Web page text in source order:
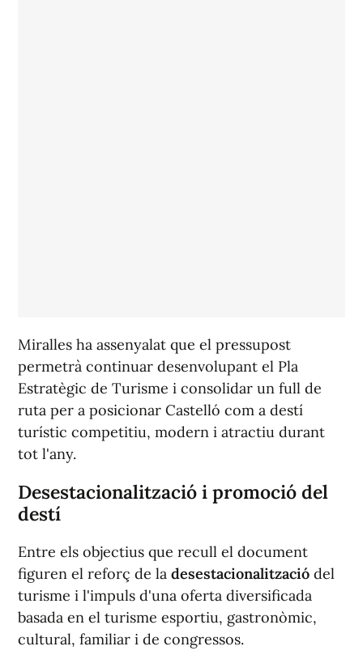
Miralles ha assenyalat que el pressupost
permetrà continuar desenvolupant el Pla
Estratègic de Turisme i consolidar un full de
ruta per a posicionar Castelló com a destí
turístic competitiu, modern i atractiu durant
tot l'any.
Desestacionalització i promoció del
destí
Entre els objectius que recull el document
figuren el reforç de la desestacionalització del
turisme i l'impuls d'una oferta diversificada
basada en el turisme esportiu, gastronòmic,
cultural, familiar i de congressos.